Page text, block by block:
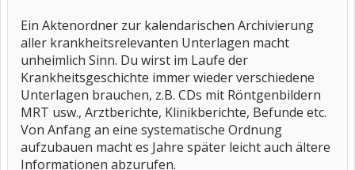
Ein Aktenordner zur kalendarischen Archivierung
aller krankheitsrelevanten Unterlagen macht
unheimlich Sinn. Du wirst im Laufe der
Krankheitsgeschichte immer wieder verschiedene
Unterlagen brauchen, z.B. CDs mit Röntgenbildern
MRT usw., Arztberichte, Klinikberichte, Befunde etc.
Von Anfang an eine systematische Ordnung
aufzubauen macht es Jahre später leicht auch ältere
Informationen abzurufen.